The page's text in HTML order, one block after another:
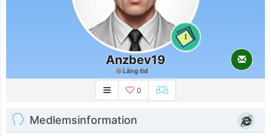
1
Anzbev19
Lång tid
0
Medlemsinformation